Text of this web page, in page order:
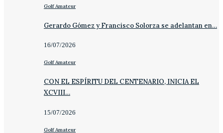
Golf Amateur
Gerardo Gómez y Francisco Solorza se adelantan en…
16/07/2026
Golf Amateur
CON EL ESPÍRITU DEL CENTENARIO, INICIA EL
XCVIII…
15/07/2026
Golf Amateur